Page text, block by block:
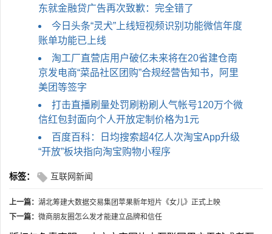
东就金融贷广告再次致歉：完全错了
今日头条“灵犬”上线短视频识别功能微信年度
账单功能已上线
淘工厂直营店用户破亿未来将在20省建仓南
京发电商“菜品社区团购”合规经营告知书，阿里
美团等签字
打击直播刷量处罚刷粉刷人气帐号120万个微
信红包封面向个人开放定制价格为1元
百度百科：日均搜索超4亿人次淘宝App升级
“开放”板块指向淘宝购物小程序
标签： 互联网新闻
上一篇： 湖北筹建大数据交易集团苹果新年短片《女儿》正式上映
下一篇： 微商朋友圈怎么发才能建立品牌和信任